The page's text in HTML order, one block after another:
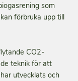
som
förbruka upp till
CO2-
teknik för att
utvecklats och